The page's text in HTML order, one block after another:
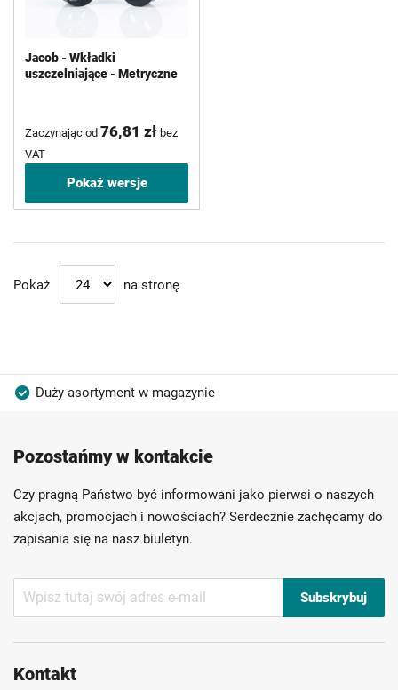
Jacob - Wkładki
uszczelniające - Metryczne
Zaczynając od 76,81 zł bez
VAT
Pokaż wersje
Pokaż na stronę
Duży asortyment w magazynie
Szybka dostawa
Indywidualni doradcy
Ponad 40 lat doświadczenia
Możliwość własnego etykietowania
Pozostańmy w kontakcie
Czy pragną Państwo być informowani jako pierwsi o naszych
akcjach, promocjach i nowościach? Serdecznie zachęcamy do
zapisania się na nasz biuletyn.
Subskrybuj
nasz
Subskrybuj
Kontakt